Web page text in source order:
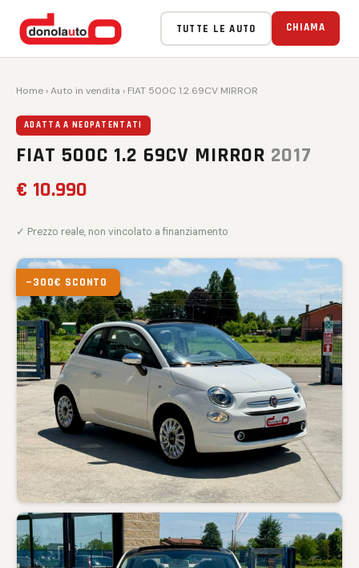
TUTTE LE AUTO CHIAMA
Home ›Auto in vendita › FIAT 500C 1.2 69CV MIRROR
ADATTA A NEOPATENTATI
FIAT 500C 1.2 69CV MIRROR 2017
€ 10.990
✓ Prezzo reale, non vincolato a finanziamento
−300€ SCONTO